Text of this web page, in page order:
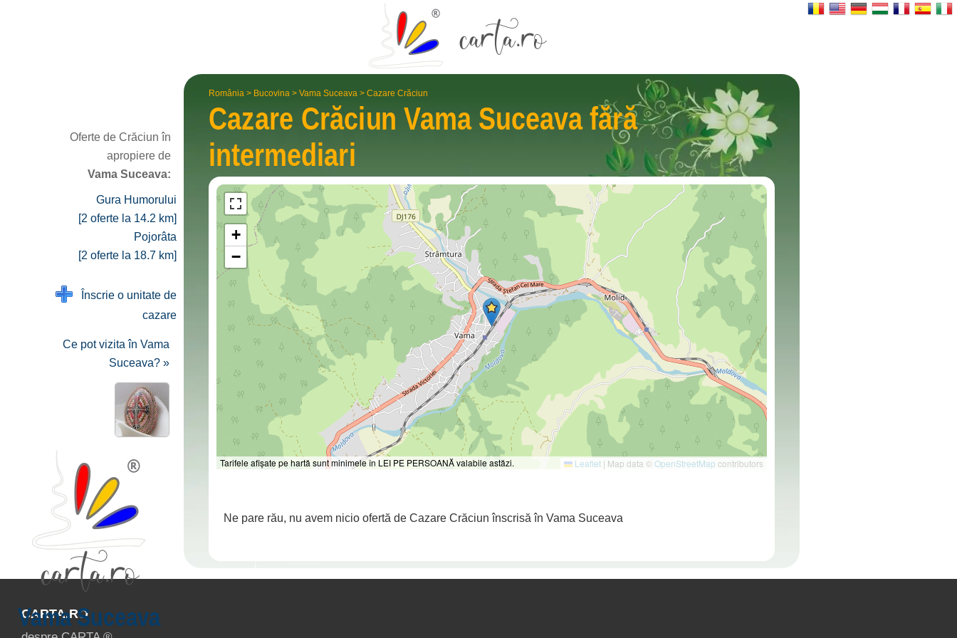
România > Bucovina > Vama Suceava > Cazare Crăciun
Cazare CrăciunVama Suceava fără
interme­diari
Tarifele afișate pe hartă sunt minimele în LEI PE PERSOANĂ valabile astăzi.
+
−
Leaflet | Map data ©OpenStreetMap contributors
Ne pare rău, nu avem nicio ofertă de Cazare Crăciun înscrisă în Vama Suceava
Oferte de Crăciun în
apropiere de
Vama Suceava:
Gura Humorului
[2 oferte la 14.2 km]
Pojorâta
[2 oferte la 18.7 km]
Înscrie o unitate de
cazare
Ce pot vizita în Vama
Suceava? »
Vama Suceava
CARTA.RO